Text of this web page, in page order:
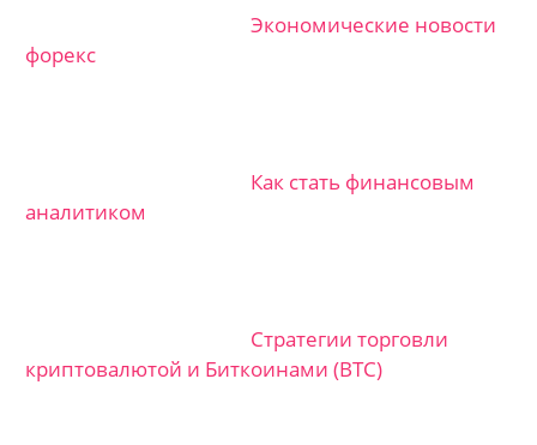
Экономические новости
форекс
Как стать финансовым
аналитиком
Стратегии торговли
криптовалютой и Биткоинами (BTC)